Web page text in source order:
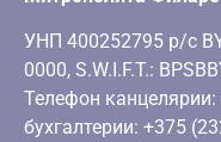
УНП 400252795 р/с
0000, S.W.I.F.T.:
Телефон
бухгалтерии: +375